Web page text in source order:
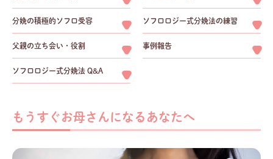
分娩の積極的ソフロ受容 ソフロロジー式分娩法の練習
父親の立ち会い・役割 事例報告
ソフロロジー式分娩法 Q&A
もうすぐお母さんになるあなたへ